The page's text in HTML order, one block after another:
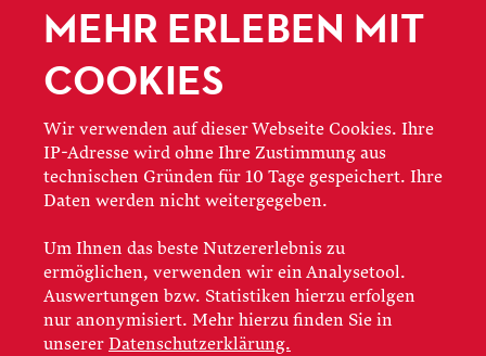
Opernhäuser – neben der täglichen Fortbildung in
sowie der Arbeit am Repertoire – häufig kleinere
Projekte der Stipendiat*innen im Vordergrund
stehen, steigt man in Frankfurt von Anfang an voll
ein: Learning by doing, sozusagen. Und das ist der
Grund, warum der Bariton sich für die
Mainmetropole entschied, obwohl es Angebote von
anderen Häusern gab. »Genau das habe ich
gebraucht: Gleich ins kalte Wasser springen statt
Trockenschwimmen.«
MEHR ERLEBEN MIT
COOKIES
Wir verwenden auf dieser Webseite Cookies. Ihre
IP-Adresse wird ohne Ihre Zustimmung aus
technischen Gründen für 10 Tage gespeichert. Ihre
Daten werden nicht weitergegeben.
Um Ihnen das beste Nutzererlebnis zu
ermöglichen, verwenden wir ein Analysetool.
Auswertungen bzw. Statistiken hierzu erfolgen
nur anonymisiert. Mehr hierzu finden Sie in
unserer Datenschutzerklärung.